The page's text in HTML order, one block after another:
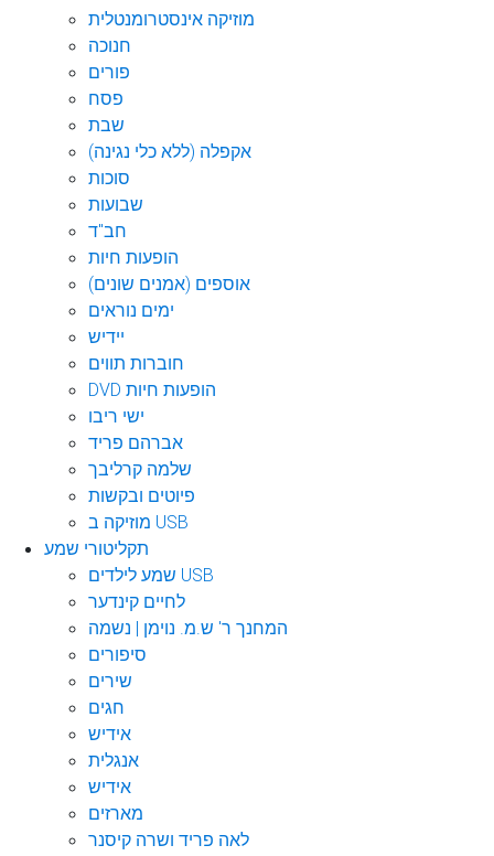
מוזיקה אינסטרומנטלית
חנוכה
פורים
פסח
שבת
אקפלה (ללא כלי נגינה)
סוכות
שבועות
חב"ד
הופעות חיות
אוספים (אמנים שונים)
ימים נוראים
יידיש
חוברות תווים
DVD הופעות חיות
ישי ריבו
אברהם פריד
שלמה קרליבך
פיוטים ובקשות
מוזיקה ב USB
תקליטורי שמע
שמע לילדים USB
לחיים קינדער
המחנך ר' ש.מ. נוימן | נשמה
סיפורים
שירים
חגים
אידיש
אנגלית
אידיש
מארזים
לאה פריד ושרה קיסנר